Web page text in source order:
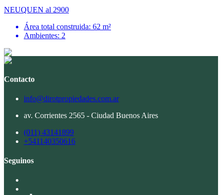
NEUQUEN al 2900
Área total construida: 62 m²
Ambientes: 2
Contacto
info@dirotpropiedades.com.ar
av. Corrientes 2565 - Ciudad Buenos Aires
(011) 43141899
+541140350616
Seguinos